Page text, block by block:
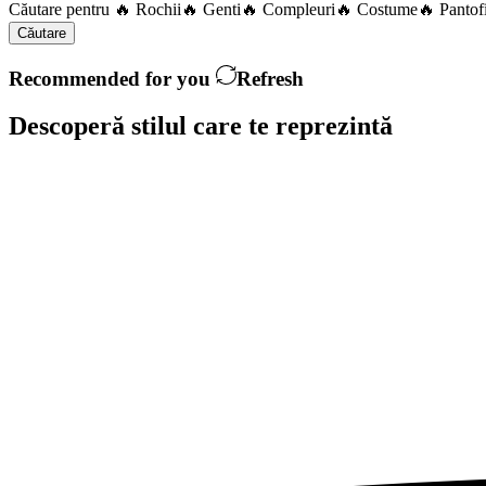
Căutare pentru 🔥 Rochii 🔥 Genti 🔥 Compleuri 🔥 Costume🔥
Căutare
Recommended for you Refresh
Descoperă stilul care te reprezintă